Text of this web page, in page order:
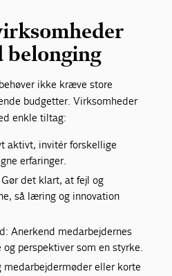
belonging
ikke kræve store
budgetter. Virksomheder
enkle tiltag:
aktivt, invitér forskellige
erfaringer.
det klart, at fejl og
så læring og innovation
Anerkend medarbejdernes
perspektiver som en styrke.
eller korte